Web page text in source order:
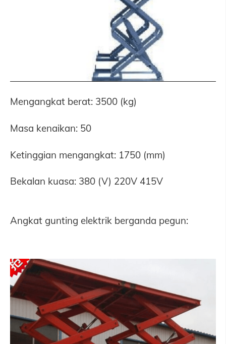
Mengangkat berat: 3500 (kg)
Masa kenaikan: 50
Ketinggian mengangkat: 1750 (mm)
Bekalan kuasa: 380 (V) 220V 415V
Angkat gunting elektrik berganda pegun: